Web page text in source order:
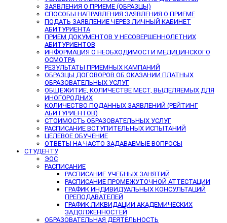
ЗАЯВЛЕНИЯ О ПРИЕМЕ (ОБРАЗЦЫ)
СПОСОБЫ НАПРАВЛЕНИЯ ЗАЯВЛЕНИЯ О ПРИЕМЕ
ПОДАТЬ ЗАЯВЛЕНИЕ ЧЕРЕЗ ЛИЧНЫЙ КАБИНЕТ
АБИТУРИЕНТА
ПРИЕМ ДОКУМЕНТОВ У НЕСОВЕРШЕННОЛЕТНИХ
АБИТУРИЕНТОВ
ИНФОРМАЦИЯ О НЕОБХОДИМОСТИ МЕДИЦИНСКОГО
ОСМОТРА
РЕЗУЛЬТАТЫ ПРИЕМНЫХ КАМПАНИЙ
ОБРАЗЦЫ ДОГОВОРОВ ОБ ОКАЗАНИИ ПЛАТНЫХ
ОБРАЗОВАТЕЛЬНЫХ УСЛУГ
ОБЩЕЖИТИЕ, КОЛИЧЕСТВЕ МЕСТ, ВЫДЕЛЯЕМЫХ ДЛЯ
ИНОГОРОДНИХ
КОЛИЧЕСТВО ПОДАННЫХ ЗАЯВЛЕНИЙ (РЕЙТИНГ
АБИТУРИЕНТОВ)
СТОИМОСТЬ ОБРАЗОВАТЕЛЬНЫХ УСЛУГ
РАСПИСАНИЕ ВСТУПИТЕЛЬНЫХ ИСПЫТАНИЙ
ЦЕЛЕВОЕ ОБУЧЕНИЕ
ОТВЕТЫ НА ЧАСТО ЗАДАВАЕМЫЕ ВОПРОСЫ
СТУДЕНТУ
ЭОС
РАСПИСАНИЕ
РАСПИСАНИЕ УЧЕБНЫХ ЗАНЯТИЙ
РАСПИСАНИЕ ПРОМЕЖУТОЧНОЙ АТТЕСТАЦИИ
ГРАФИК ИНДИВИДУАЛЬНЫХ КОНСУЛЬТАЦИЙ
ПРЕПОДАВАТЕЛЕЙ
ГРАФИК ЛИКВИДАЦИИ АКАДЕМИЧЕСКИХ
ЗАДОЛЖЕННОСТЕЙ
ОБРАЗОВАТЕЛЬНАЯ ДЕЯТЕЛЬНОСТЬ